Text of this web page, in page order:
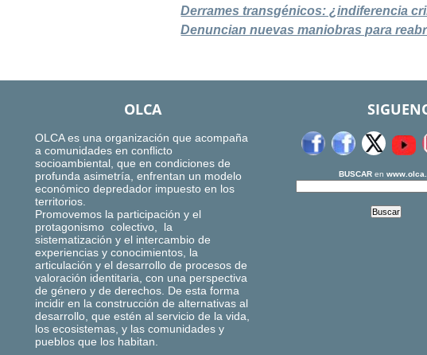
Derrames transgénicos: ¿indiferencia
Denuncian nuevas maniobras para
OLCA
OLCA es una organización que acompaña
a comunidades en conflicto
socioambiental, que en condiciones de
profunda asimetría, enfrentan un modelo
económico depredador impuesto en los
territorios.
Promovemos la participación y el
protagonismo colectivo, la
sistematización y el intercambio de
experiencias y conocimientos, la
articulación y el desarrollo de procesos de
valoración identitaria, con una perspectiva
de género y de derechos. De esta forma
incidir en la construcción de alternativas al
desarrollo, que estén al servicio de la vida,
los ecosistemas, y las comunidades y
pueblos que los habitan.
BUSCARen